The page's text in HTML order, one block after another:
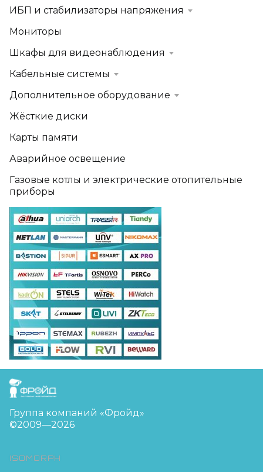
ИБП и стабилизаторы напряжения
Мониторы
Шкафы для видеонаблюдения
Кабельные системы
Дополнительное оборудование
Жёсткие диски
Карты памяти
Аварийное освещение
Газовые котлы и электрические отопительные
приборы
FreudGroup
Группа компаний «Фройд»
©2009—2026
ISOMORPH